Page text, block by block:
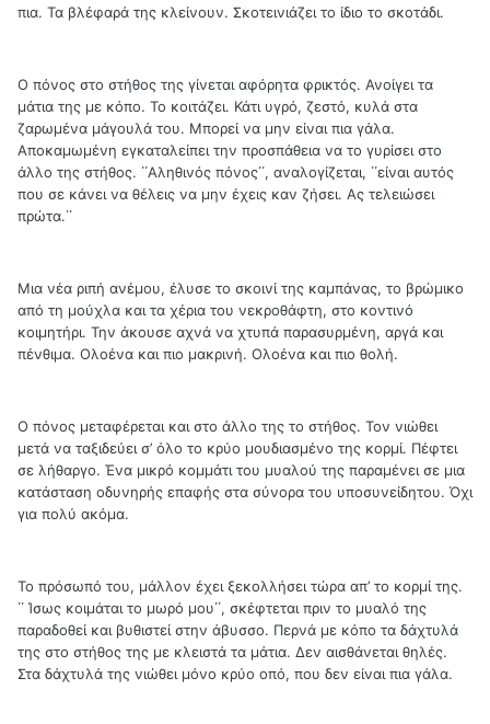
πια. Τα βλέφαρά της κλείνουν. Σκοτεινιάζει το ίδιο το σκοτάδι.
Ο πόνος στο στήθος της γίνεται αφόρητα φρικτός. Ανοίγει τα
μάτια της με κόπο. Το κοιτάζει. Κάτι υγρό, ζεστό, κυλά στα
ζαρωμένα μάγουλά του. Μπορεί να μην είναι πια γάλα.
Αποκαμωμένη εγκαταλείπει την προσπάθεια να το γυρίσει στο
άλλο της στήθος. ΄΄Αληθινός πόνος΄΄, αναλογίζεται, ΄΄είναι αυτός
που σε κάνει να θέλεις να μην έχεις καν ζήσει. Ας τελειώσει
πρώτα.΄΄
Μια νέα ριπή ανέμου, έλυσε το σκοινί της καμπάνας, το βρώμικο
από τη μούχλα και τα χέρια του νεκροθάφτη, στο κοντινό
κοιμητήρι. Την άκουσε αχνά να χτυπά παρασυρμένη, αργά και
πένθιμα. Ολοένα και πιο μακρινή. Ολοένα και πιο θολή.
Ο πόνος μεταφέρεται και στο άλλο της το στήθος. Τον νιώθει
μετά να ταξιδεύει σ’ όλο το κρύο μουδιασμένο της κορμί. Πέφτει
σε λήθαργο. Ένα μικρό κομμάτι του μυαλού της παραμένει σε μια
κατάσταση οδυνηρής επαφής στα σύνορα του υποσυνείδητου. Όχι
για πολύ ακόμα.
Το πρόσωπό του, μάλλον έχει ξεκολλήσει τώρα απ’ το κορμί της.
΄΄ Ίσως κοιμάται το μωρό μου΄΄, σκέφτεται πριν το μυαλό της
παραδοθεί και βυθιστεί στην άβυσσο. Περνά με κόπο τα δάχτυλά
της στο στήθος της με κλειστά τα μάτια. Δεν αισθάνεται θηλές.
Στα δάχτυλά της νιώθει μόνο κρύο οπό, που δεν είναι πια γάλα.